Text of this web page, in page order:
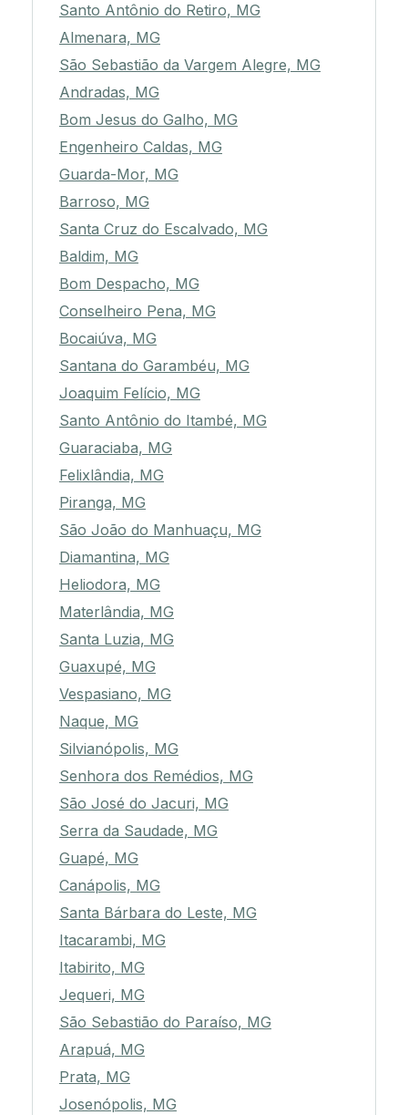
Santo Antônio do Retiro, MG
Almenara, MG
São Sebastião da Vargem Alegre, MG
Andradas, MG
Bom Jesus do Galho, MG
Engenheiro Caldas, MG
Guarda-Mor, MG
Barroso, MG
Santa Cruz do Escalvado, MG
Baldim, MG
Bom Despacho, MG
Conselheiro Pena, MG
Bocaiúva, MG
Santana do Garambéu, MG
Joaquim Felício, MG
Santo Antônio do Itambé, MG
Guaraciaba, MG
Felixlândia, MG
Piranga, MG
São João do Manhuaçu, MG
Diamantina, MG
Heliodora, MG
Materlândia, MG
Santa Luzia, MG
Guaxupé, MG
Vespasiano, MG
Naque, MG
Silvianópolis, MG
Senhora dos Remédios, MG
São José do Jacuri, MG
Serra da Saudade, MG
Guapé, MG
Canápolis, MG
Santa Bárbara do Leste, MG
Itacarambi, MG
Itabirito, MG
Jequeri, MG
São Sebastião do Paraíso, MG
Arapuá, MG
Prata, MG
Josenópolis, MG